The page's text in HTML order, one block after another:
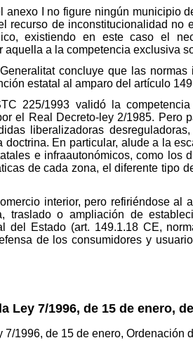
I no figure ningún municipio
recurso de inconstitucionalidad
existiendo en este caso el
aquella a la competencia exclusiva
concluye que las
estatal al amparo del artículo
225/1993 validó la
el Real Decreto-ley 2/1985. Pero
liberalizadoras
En particular, alude a la
e infraautonómicos, como los
de cada zona, el diferente tipo
interior, pero refiriéndose al
traslado o ampliación de
del Estado (art. 149.1.18 CE,
de los consumidores y
7/1996, de 15 de enero,
1996, de 15 de enero,